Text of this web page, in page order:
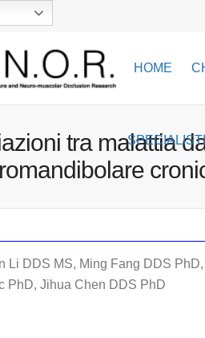
HOME
tra malattia
Li DDS MS, Ming Fang DDS
PhD, Jihua Chen DDS PhD